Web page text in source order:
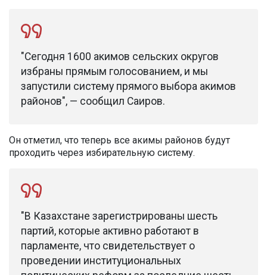
"Сегодня 1600 акимов сельских округов
избраны прямым голосованием, и мы
запустили систему прямого выбора акимов
районов", — сообщил Саиров.
Он отметил, что теперь все акимы районов будут
проходить через избирательную систему.
"В Казахстане зарегистрированы шесть
партий, которые активно работают в
парламенте, что свидетельствует о
проведении институциональных